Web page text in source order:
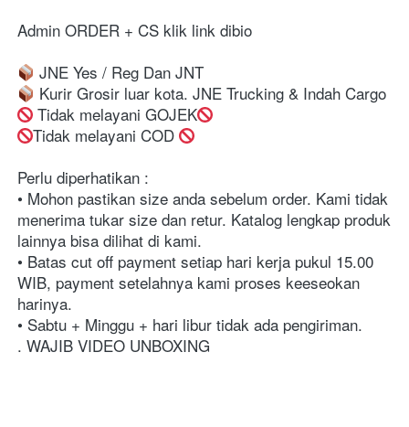
Admin ORDER + CS klik link dibio⁣⁣⁣⁣⁣⁣⁣⁣⁣⁣⁣⁣⁣⁣⁣⁣⁣⁣
JNE Yes / Reg Dan JNT⁣⁣⁣⁣⁣⁣⁣⁣⁣⁣⁣⁣⁣⁣⁣⁣⁣⁣
Kurir Grosir luar kota. JNE Trucking & Indah Cargo⁣⁣⁣⁣⁣⁣⁣⁣⁣⁣⁣⁣⁣⁣⁣⁣⁣⁣
Tidak melayani GOJEK
Tidak melayani COD
Perlu diperhatikan :⁣⁣⁣⁣⁣⁣⁣⁣⁣⁣⁣⁣⁣⁣⁣⁣⁣⁣⁣⁣⁣⁣⁣
• Mohon pastikan size anda sebelum order. Kami tidak
menerima tukar size dan retur. Katalog lengkap produk
lainnya bisa dilihat di kami.⁣⁣⁣⁣⁣⁣⁣⁣⁣⁣⁣⁣⁣⁣⁣⁣⁣⁣⁣⁣⁣⁣⁣
• Batas cut off payment setiap hari kerja pukul 15.00
WIB, payment setelahnya kami proses keeseokan
harinya. ⁣⁣⁣⁣⁣⁣⁣⁣⁣⁣⁣⁣⁣⁣⁣⁣⁣⁣⁣⁣⁣⁣
• Sabtu + Minggu + hari libur tidak ada pengiriman. ⁣⁣⁣⁣⁣⁣⁣⁣⁣⁣⁣⁣⁣⁣⁣⁣⁣⁣⁣⁣⁣⁣
. WAJIB VIDEO UNBOXING